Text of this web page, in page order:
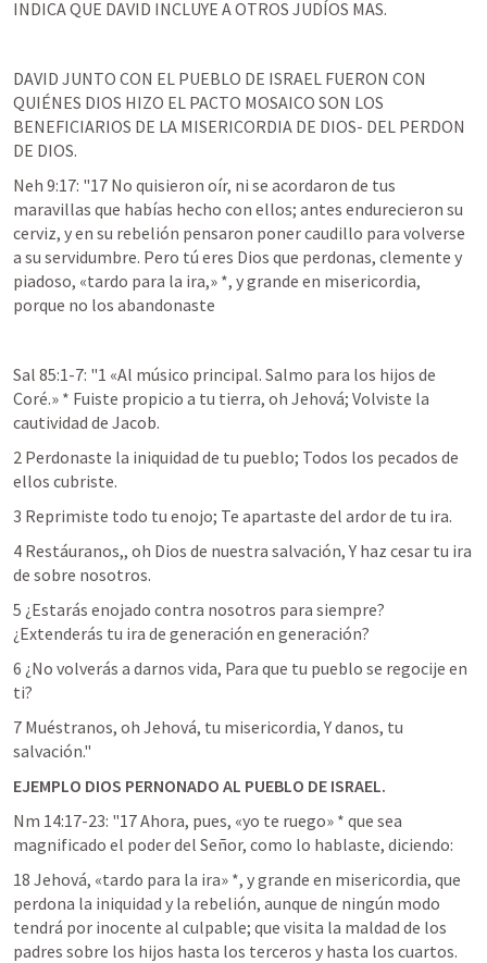
INDICA QUE DAVID INCLUYE A OTROS JUDÍOS MAS.
DAVID JUNTO CON EL PUEBLO DE ISRAEL FUERON CON
QUIÉNES DIOS HIZO EL PACTO MOSAICO SON LOS
BENEFICIARIOS DE LA MISERICORDIA DE DIOS- DEL PERDON
DE DIOS.
Neh 9:17: "17 No quisieron oír, ni se acordaron de tus
maravillas que habías hecho con ellos; antes endurecieron su
cerviz, y en su rebelión pensaron poner caudillo para volverse
a su servidumbre. Pero tú eres Dios que perdonas, clemente y
piadoso, «tardo para la ira,» *, y grande en misericordia,
porque no los abandonaste
Sal 85:1-7: "1 «Al músico principal. Salmo para los hijos de
Coré.» * Fuiste propicio a tu tierra, oh Jehová; Volviste la
cautividad de Jacob.
2 Perdonaste la iniquidad de tu pueblo; Todos los pecados de
ellos cubriste.
3 Reprimiste todo tu enojo; Te apartaste del ardor de tu ira.
4 Restáuranos,, oh Dios de nuestra salvación, Y haz cesar tu ira
de sobre nosotros.
5 ¿Estarás enojado contra nosotros para siempre?
¿Extenderás tu ira de generación en generación?
6 ¿No volverás a darnos vida, Para que tu pueblo se regocije en
ti?
7 Muéstranos, oh Jehová, tu misericordia, Y danos, tu
salvación."
EJEMPLO DIOS PERNONADO AL PUEBLO DE ISRAEL.
Nm 14:17-23: "17 Ahora, pues, «yo te ruego» * que sea
magnificado el poder del Señor, como lo hablaste, diciendo:
18 Jehová, «tardo para la ira» *, y grande en misericordia, que
perdona la iniquidad y la rebelión, aunque de ningún modo
tendrá por inocente al culpable; que visita la maldad de los
padres sobre los hijos hasta los terceros y hasta los cuartos.